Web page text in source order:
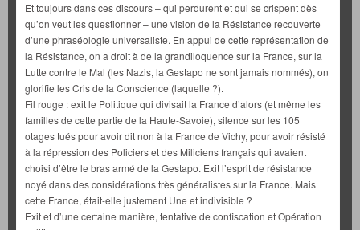
Et toujours dans ces discours – qui perdurent et qui se crispent dès
qu’on veut les questionner – une vision de la Résistance recouverte
d’une phraséologie universaliste. En appui de cette représentation de
la Résistance, on a droit à de la grandiloquence sur la France, sur la
Lutte contre le Mal (les Nazis, la Gestapo ne sont jamais nommés), on
glorifie les Cris de la Conscience (laquelle ?).
Fil rouge : exit le Politique qui divisait la France d’alors (et même les
familles de cette partie de la Haute-Savoie), silence sur les 105
otages tués pour avoir dit non à la France de Vichy, pour avoir résisté
à la répression des Policiers et des Miliciens français qui avaient
choisi d’être le bras armé de la Gestapo. Exit l’esprit de résistance
noyé dans des considérations très généralistes sur la France. Mais
cette France, était-elle justement Une et indivisible ?
Exit et d’une certaine manière, tentative de confiscation et Opération